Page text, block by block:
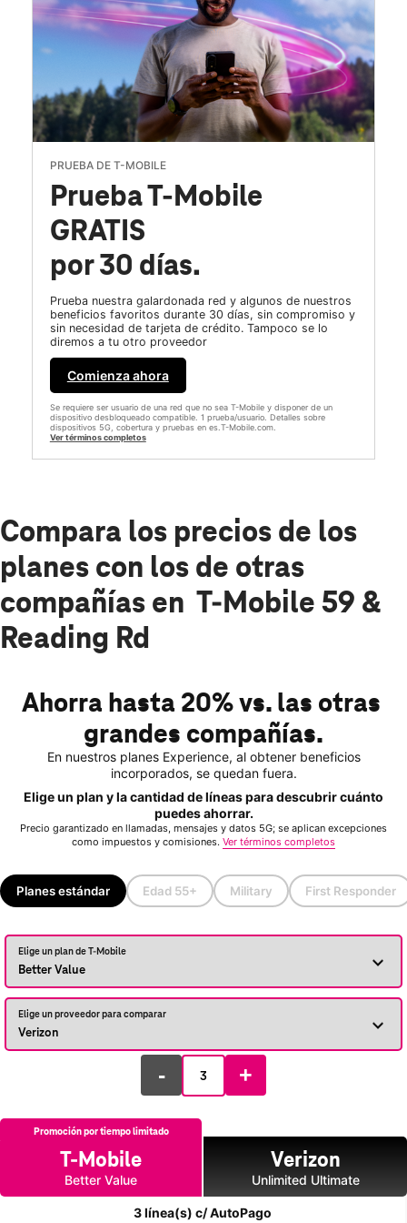
PRUEBA DE T-MOBILE
Prueba T-Mobile
GRATIS
por 30 días.
Prueba nuestra galardonada red y algunos de nuestros
beneficios favoritos durante 30 días, sin compromiso y
sin necesidad de tarjeta de crédito. Tampoco se lo
diremos a tu otro proveedor
Comienza ahora
Se requiere ser usuario de una red que no sea T-Mobile y disponer de un
dispositivo desbloqueado compatible. 1 prueba/usuario. Detalles sobre
dispositivos 5G, cobertura y pruebas en es.T-Mobile.com.
Ver términos completos
Compara los precios de los
planes con los de otras
compañías en T-Mobile 59 &
Reading Rd